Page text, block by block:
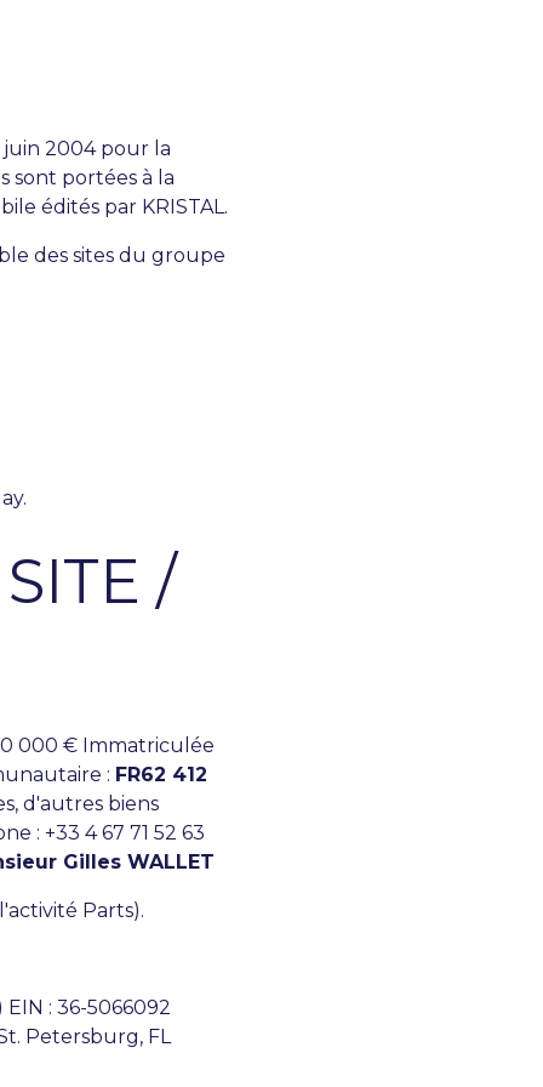
juin 2004 pour la
sont portées à la
édités par KRISTAL.
des sites du groupe
/
000 € Immatriculée
: FR62 412
d'autres biens
: +33 4 67 71 52 63
Gilles WALLET
Parts).
: 36-5066092
Petersburg, FL